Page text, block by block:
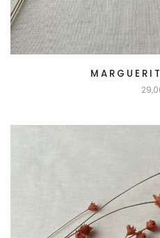
M A R G U E R I